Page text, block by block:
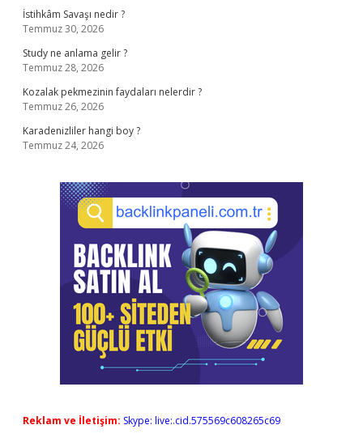
İstihkâm Savaşı nedir ?
Temmuz 30, 2026
Study ne anlama gelir ?
Temmuz 28, 2026
Kozalak pekmezinin faydaları nelerdir ?
Temmuz 26, 2026
Karadenizliler hangi boy ?
Temmuz 24, 2026
Reklam ve İletişim: Skype: live:.cid.575569c608265c69